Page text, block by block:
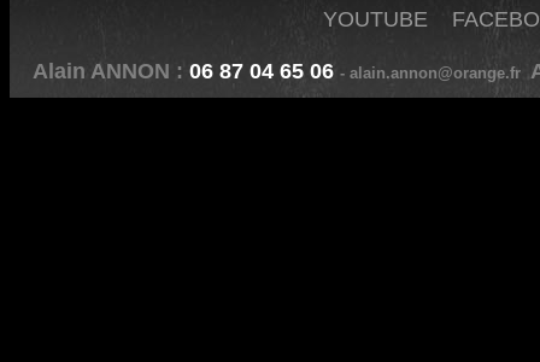
YOUTUBE
Alain ANNON : 06 87 04 65 06 - alain.annon@orange.fr